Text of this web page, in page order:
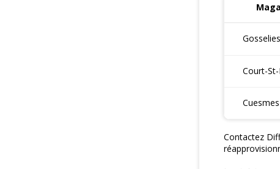
Gosselies
Court-
Cuesmes
Contactez